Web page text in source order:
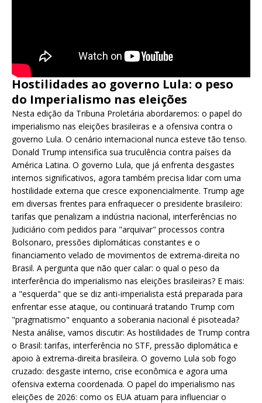
Hostilidades ao governo Lula: o peso
do Imperialismo nas eleições
Nesta edição da Tribuna Proletária abordaremos: o papel do
imperialismo nas eleições brasileiras e a ofensiva contra o
governo Lula. O cenário internacional nunca esteve tão tenso.
Donald Trump intensifica sua truculência contra países da
América Latina. O governo Lula, que já enfrenta desgastes
internos significativos, agora também precisa lidar com uma
hostilidade externa que cresce exponencialmente. Trump age
em diversas frentes para enfraquecer o presidente brasileiro:
tarifas que penalizam a indústria nacional, interferências no
Judiciário com pedidos para "arquivar" processos contra
Bolsonaro, pressões diplomáticas constantes e o
financiamento velado de movimentos de extrema-direita no
Brasil. A pergunta que não quer calar: o qual o peso da
interferência do imperialismo nas eleições brasileiras? E mais:
a "esquerda" que se diz anti-imperialista está preparada para
enfrentar esse ataque, ou continuará tratando Trump com
"pragmatismo" enquanto a soberania nacional é pisoteada?
Nesta análise, vamos discutir: As hostilidades de Trump contra
o Brasil: tarifas, interferência no STF, pressão diplomática e
apoio à extrema-direita brasileira. O governo Lula sob fogo
cruzado: desgaste interno, crise econômica e agora uma
ofensiva externa coordenada. O papel do imperialismo nas
eleições de 2026: como os EUA atuam para influenciar o